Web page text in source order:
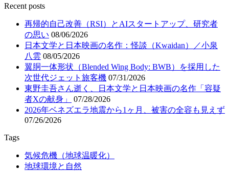
Recent posts
再帰的自己改善（RSI）とAIスタートアップ、研究者
の思い 08/06/2026
日本文学と日本映画の名作：怪談（Kwaidan）／小泉
八雲 08/05/2026
翼胴一体形状（Blended Wing Body: BWB）を採用した
次世代ジェット旅客機 07/31/2026
東野圭吾さん逝く、日本文学と日本映画の名作「容疑
者Xの献身」
07/28/2026
2026年ベネズエラ地震から1ヶ月、被害の全容も見えず
07/26/2026
Tags
気候危機（地球温暖化）
地球環境と自然